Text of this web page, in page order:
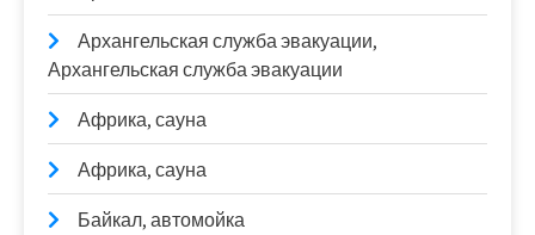
Архангельская служба эвакуации,
Архангельская служба эвакуации
Африка, сауна
Африка, сауна
Байкал, автомойка